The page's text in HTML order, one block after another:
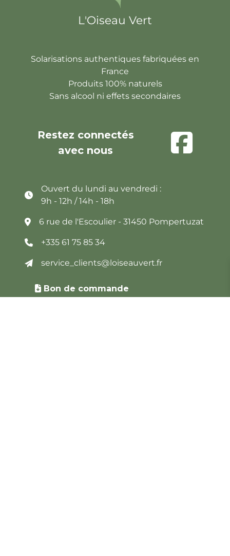
L'Oiseau Vert
Solarisations authentiques fabriquées en
France
Produits 100% naturels
Sans alcool ni effets secondaires
Restez connectés
avec nous
Ouvert du lundi au vendredi :
9h - 12h / 14h - 18h
6 rue de l'Escoulier - 31450 Pompertuzat
+335 61 75 85 34
service_clients@loiseauvert.fr
Bon de commande